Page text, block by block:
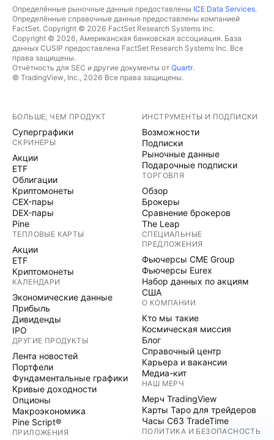
Определённые рыночные данные предоставлены ICE Data Services.
Определённые справочные данные предоставлены компанией
FactSet. Copyright © 2026 FactSet Research Systems Inc.
Copyright © 2026, Американская банковская ассоциация. База
данных CUSIP предоставлена FactSet Research Systems Inc. Все
права защищены.
Отчётность для SEC и другие документы от Quartr.
© TradingView, Inc., 2026 Все права защищены.
БОЛЬШЕ, ЧЕМ ПРОДУКТ
Суперграфики
СКРИНЕРЫ
Акции
ETF
Облигации
Криптомонеты
CEX-пары
DEX-пары
Pine
ТЕПЛОВЫЕ КАРТЫ
Акции
ETF
Криптомонеты
КАЛЕНДАРИ
Экономические данные
Прибыль
Дивиденды
IPO
ДРУГИЕ ПРОДУКТЫ
Лента новостей
Портфели
Фундаментальные графики
Кривые доходности
Опционы
Макроэкономика
Pine Script®
ПРИЛОЖЕНИЯ
ИНСТРУМЕНТЫ И ПОДПИСКИ
Возможности
Подписки
Рыночные данные
Подарочные подписки
ТОРГОВЛЯ
Обзор
Брокеры
Сравнение брокеров
The Leap
СПЕЦИАЛЬНЫЕ
ПРЕДЛОЖЕНИЯ
Фьючерсы CME Group
Фьючерсы Eurex
Набор данных по акциям
США
О КОМПАНИИ
Кто мы такие
Космическая миссия
Блог
Справочный центр
Карьера и вакансии
Медиа-кит
НАШ МЕРЧ
Мерч TradingView
Карты Таро для трейдеров
Часы C63 TradeTime
ПОЛИТИКА И БЕЗОПАСНОСТЬ